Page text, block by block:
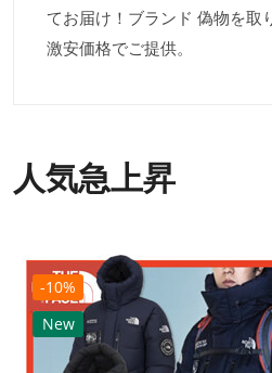
てお届け！ブランド 偽物を取
激安価格でご提供。
人気急上昇
-10%
New